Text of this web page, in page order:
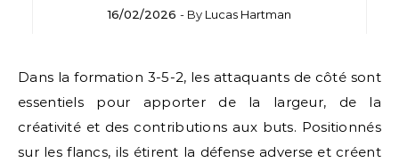
16/02/2026 - By Lucas Hartman
Dans la formation 3-5-2, les attaquants de côté sont
essentiels pour apporter de la largeur, de la
créativité et des contributions aux buts. Positionnés
sur les flancs, ils étirent la défense adverse et créent